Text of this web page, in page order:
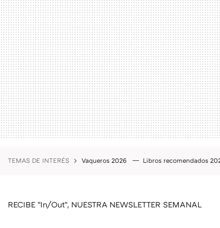
TEMAS DE INTERÉS Vaqueros 2026 Libros recomendados
RECIBE "In/Out", NUESTRA NEWSLETTER SEMANAL